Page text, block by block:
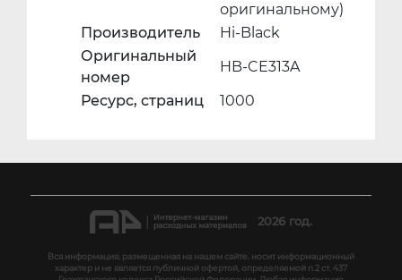
оригинальному)
Производитель
Hi-Black
Оригинальный
номер
HB-CE313A
Ресурс, страниц
1000
2026 год.
Вся информация, размещенная на нашем сайте, носит информационный
характер и не является публичной офертой, определяемой п.2 ст. 437